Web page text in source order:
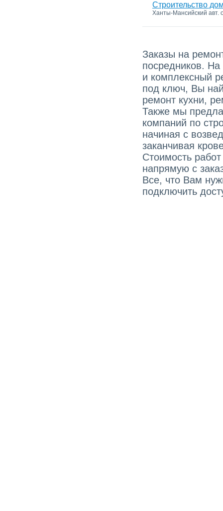
Строительство
Ханты-Мансийский авт.
Заказы на
посредников.
и комплексный
под ключ, Вы
ремонт кухни,
Также мы
компаний по
начиная с
заканчивая
Стоимость
напрямую с
Все, что Вам
подключить